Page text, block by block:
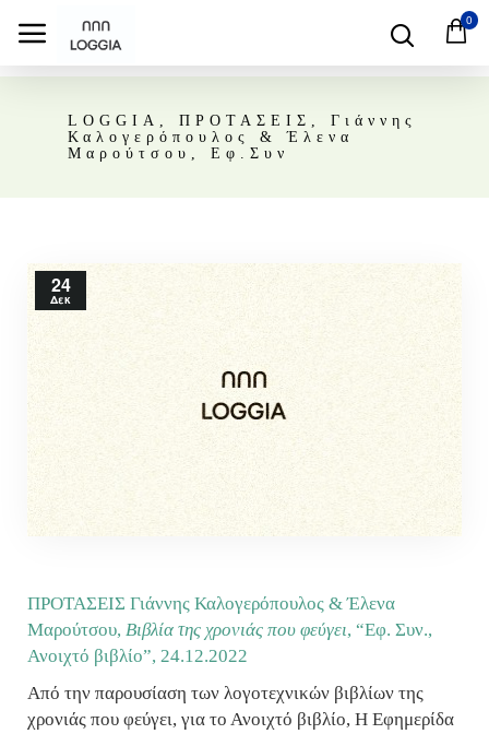
0
LOGGIA, ΠΡΟΤΑΣΕΙΣ, Γιάννης
Καλογερόπουλος & Έλενα
Μαρούτσου, Εφ.Συν
24
Δεκ
ΠΡΟΤΑΣΕΙΣ Γιάννης Καλογερόπουλος & Έλενα
Μαρούτσου, Βιβλία της χρονιάς που φεύγει, “Εφ. Συν.,
Ανοιχτό βιβλίο”, 24.12.2022
Από την παρουσίαση των λογοτεχνικών βιβλίων της
χρονιάς που φεύγει, για το Ανοιχτό βιβλίο, Η Εφημερίδα